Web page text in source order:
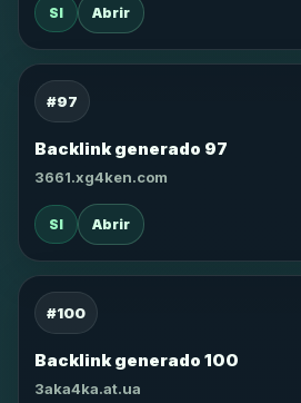
SI Abrir
#97
Backlink generado 97
3661.xg4ken.com
SI Abrir
#100
Backlink generado 100
3aka4ka.at.ua